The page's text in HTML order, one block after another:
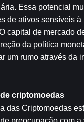
Essa potencial
de ativos sensíveis
capital de mercado
da política
um rumo através
criptomoedas
das Criptomoedas